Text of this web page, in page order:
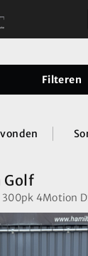
Filteren
Golf
300pk 4Motion